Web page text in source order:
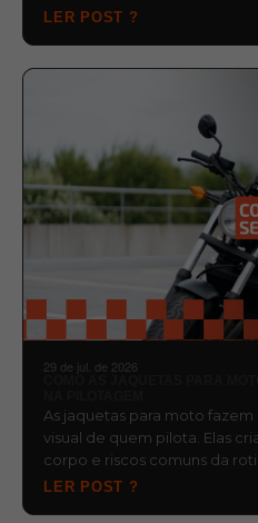
LER POST ?
29 de jul. de 2026
As jaquetas para moto
visual de quem pilota. Elas
corpo e riscos comuns da
LER POST ?